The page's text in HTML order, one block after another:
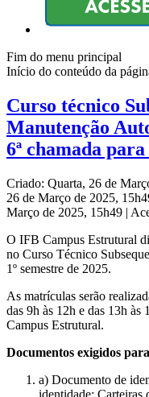
Fim do menu principal
Início do conteúdo da
Curso técnico
Manutenção
6ª chamada
Criado: Quarta, 26 de
26 de Março de 2025,
Março de 2025, 15h49 |
O IFB Campus Estrutural
no Curso Técnico
1º semestre de 2025.
As matrículas serão
das 9h às 12h e das 13h
Campus Estrutural.
Documentos exigidos
a) Documento de
identidade; Carteiras